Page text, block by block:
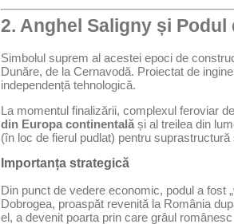
2. Anghel Saligny și
Simbolul suprem al acestei epoci de
Dunăre, de la Cernavodă. Proiectat de
independență tehnologică.
La momentul finalizării, complexul feroviar
din Europa continentală și al treilea din
(în loc de fierul pudlat) pentru
Importanța strategică
Din punct de vedere economic, podul a fost
Dobrogea, proaspăt revenită la România
el, a devenit poarta prin care grâul